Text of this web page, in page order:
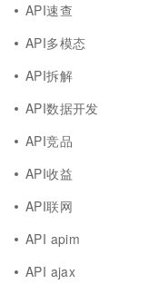
API速查
API多模态
API拆解
API数据开发
API竞品
API收益
API联网
API apim
API ajax